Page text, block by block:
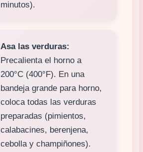
minutos).
Asa las verduras:
Precalienta el horno a
200°C (400°F). En una
bandeja grande para horno,
coloca todas las verduras
preparadas (pimientos,
calabacines, berenjena,
cebolla y champiñones).